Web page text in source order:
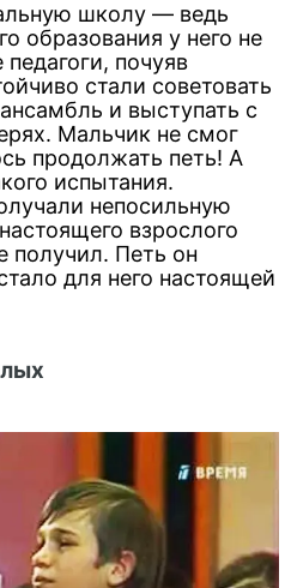
школу — ведь
образования у него не
почуяв
стали советовать
и выступать с
Мальчик не смог
продолжать петь! А
испытания.
непосильную
взрослого
получил. Петь он
для него настоящей